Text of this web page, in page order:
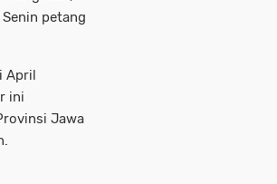
petang
April
ini
Jawa